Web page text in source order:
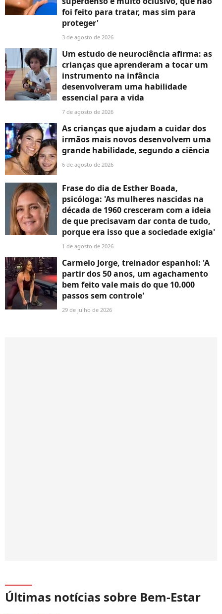
foi feito para tratar, mas sim para
proteger'
3 de agosto de 2026
Um estudo de neurociência afirma: as
crianças que aprenderam a tocar um
instrumento na infância
desenvolveram uma habilidade
essencial para a vida
7 de agosto de 2026
As crianças que ajudam a cuidar dos
irmãos mais novos desenvolvem uma
grande habilidade, segundo a ciência
6 de agosto de 2026
Frase do dia de Esther Boada,
psicóloga: 'As mulheres nascidas na
década de 1960 cresceram com a ideia
de que precisavam dar conta de tudo,
porque era isso que a sociedade exigia'
1 de agosto de 2026
Carmelo Jorge, treinador espanhol: 'A
partir dos 50 anos, um agachamento
bem feito vale mais do que 10.000
passos sem controle'
29 de julho de 2026
Últimas notícias sobre Bem-Estar